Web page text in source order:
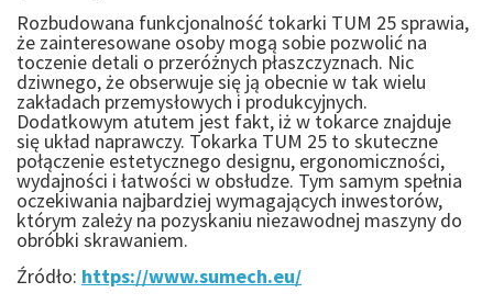
Rozbudowana funkcjonalność tokarki TUM 25 sprawia,
że zainteresowane osoby mogą sobie pozwolić na
toczenie detali o przeróżnych płaszczyznach. Nic
dziwnego, że obserwuje się ją obecnie w tak wielu
zakładach przemysłowych i produkcyjnych.
Dodatkowym atutem jest fakt, iż w tokarce znajduje
się układ naprawczy. Tokarka TUM 25 to skuteczne
połączenie estetycznego designu, ergonomiczności,
wydajności i łatwości w obsłudze. Tym samym spełnia
oczekiwania najbardziej wymagających inwestorów,
którym zależy na pozyskaniu niezawodnej maszyny do
obróbki skrawaniem.
Źródło: https://www.sumech.eu/